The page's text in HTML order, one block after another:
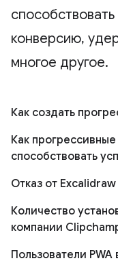
конверсию,
многое другое.
Как создать
Как
способствовать
Отказ от
Количество
компании
Пользователи